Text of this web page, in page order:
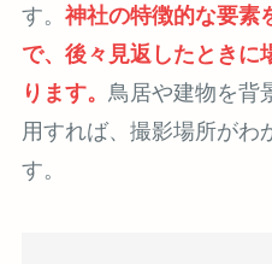
す。 神社の特徴的な要素
で、後々見返したときに
ります。 鳥居や建物を背
用すれば、撮影場所がわ
す。